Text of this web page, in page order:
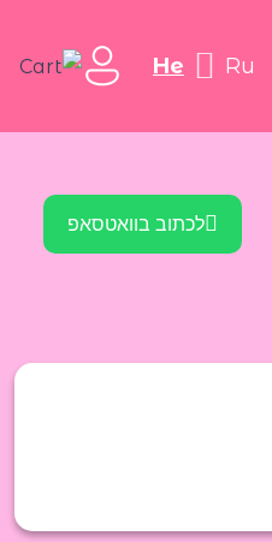
ru
he
לכתוב בוואטסאפ